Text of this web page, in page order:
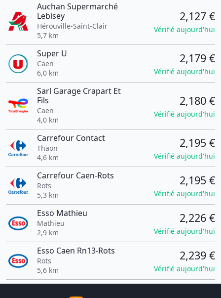
Auchan Supermarché
Lebisey
Hérouville-Saint-Clair
5,7 km
2,127 €
Vérifié aujourd'hui
Super U
Caen
6,0 km
2,179 €
Vérifié aujourd'hui
Sarl Garage Crapart Et
Fils
Caen
4,0 km
2,180 €
Vérifié aujourd'hui
Carrefour Contact
Thaon
4,6 km
2,195 €
Vérifié aujourd'hui
Carrefour Caen-Rots
Rots
5,3 km
2,195 €
Vérifié aujourd'hui
Esso Mathieu
Mathieu
2,9 km
2,226 €
Vérifié aujourd'hui
Esso Caen Rn13-Rots
Rots
5,6 km
2,239 €
Vérifié aujourd'hui